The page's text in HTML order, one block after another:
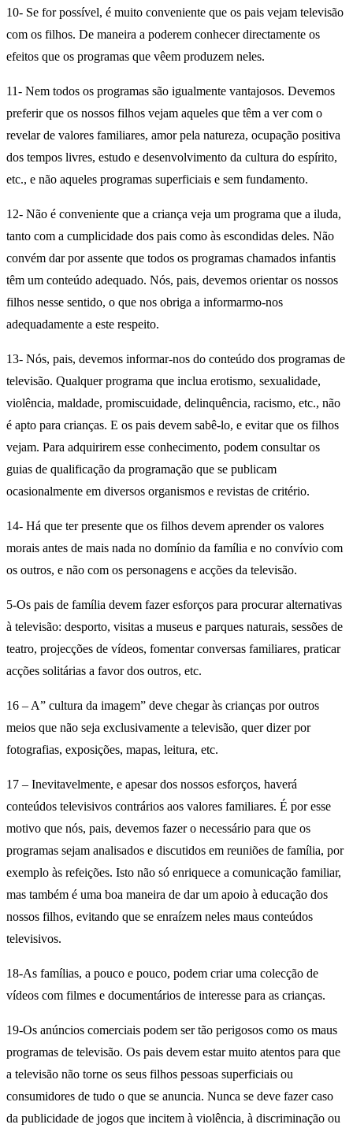
10- Se for possível, é muito conveniente que os pais vejam televisão
com os filhos. De maneira a poderem conhecer directamente os
efeitos que os programas que vêem produzem neles.
11- Nem todos os programas são igualmente vantajosos. Devemos
preferir que os nossos filhos vejam aqueles que têm a ver com o
revelar de valores familiares, amor pela natureza, ocupação positiva
dos tempos livres, estudo e desenvolvimento da cultura do espírito,
etc., e não aqueles programas superficiais e sem fundamento.
12- Não é conveniente que a criança veja um programa que a iluda,
tanto com a cumplicidade dos pais como às escondidas deles. Não
convém dar por assente que todos os programas chamados infantis
têm um conteúdo adequado. Nós, pais, devemos orientar os nossos
filhos nesse sentido, o que nos obriga a informarmo-nos
adequadamente a este respeito.
13- Nós, pais, devemos informar-nos do conteúdo dos programas de
televisão. Qualquer programa que inclua erotismo, sexualidade,
violência, maldade, promiscuidade, delinquência, racismo, etc., não
é apto para crianças. E os pais devem sabê-lo, e evitar que os filhos
vejam. Para adquirirem esse conhecimento, podem consultar os
guias de qualificação da programação que se publicam
ocasionalmente em diversos organismos e revistas de critério.
14- Há que ter presente que os filhos devem aprender os valores
morais antes de mais nada no domínio da família e no convívio com
os outros, e não com os personagens e acções da televisão.
5-Os pais de família devem fazer esforços para procurar alternativas
à televisão: desporto, visitas a museus e parques naturais, sessões de
teatro, projecções de vídeos, fomentar conversas familiares, praticar
acções solitárias a favor dos outros, etc.
16 – A” cultura da imagem” deve chegar às crianças por outros
meios que não seja exclusivamente a televisão, quer dizer por
fotografias, exposições, mapas, leitura, etc.
17 – Inevitavelmente, e apesar dos nossos esforços, haverá
conteúdos televisivos contrários aos valores familiares. É por esse
motivo que nós, pais, devemos fazer o necessário para que os
programas sejam analisados e discutidos em reuniões de família, por
exemplo às refeições. Isto não só enriquece a comunicação familiar,
mas também é uma boa maneira de dar um apoio à educação dos
nossos filhos, evitando que se enraízem neles maus conteúdos
televisivos.
18-As famílias, a pouco e pouco, podem criar uma colecção de
vídeos com filmes e documentários de interesse para as crianças.
19-Os anúncios comerciais podem ser tão perigosos como os maus
programas de televisão. Os pais devem estar muito atentos para que
a televisão não torne os seus filhos pessoas superficiais ou
consumidores de tudo o que se anuncia. Nunca se deve fazer caso
da publicidade de jogos que incitem à violência, à discriminação ou